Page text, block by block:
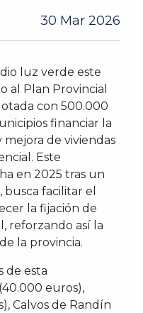
30 Mar 2026
luz verde este
al Plan Provincial
con 500.000
financiar la
de viviendas
Este
en 2025 tras un
facilitar el
la fijación de
reforzando así la
la provincia.
de esta
euros),
Calvos de Randín